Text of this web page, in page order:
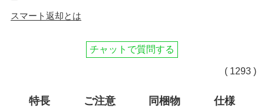
スマート返却とは
チャットで質問する
( 1293 )
特長 ご注意 同梱物 仕様